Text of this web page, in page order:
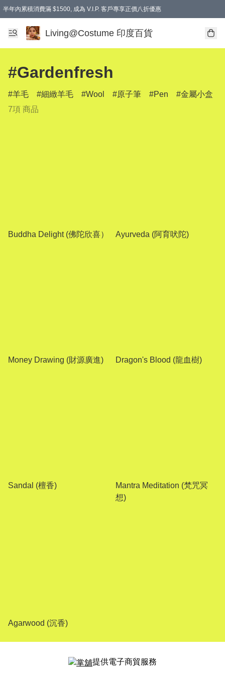
半年內累積消費滿 $1500, 成為 V.I.P. 客戶專享正價八折優惠
滿$600免本地運費
Living@Costume 印度百貨
#Gardenfresh
羊毛 細緻羊毛 Wool 原子筆 Pen
金屬小盒
7項 商品
Buddha Delight (佛陀欣喜） Ayurveda (阿育吠陀)
Money Drawing (財源廣進) Dragon's Blood (龍血樹)
Sandal (檀香)
Mantra Meditation (梵咒冥
想)
Agarwood (沉香)
提供電子商貿服務